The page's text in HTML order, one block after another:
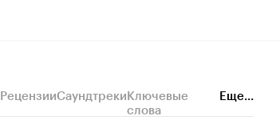
РецензииСаундтрекиКлючевые
слова
Еще...